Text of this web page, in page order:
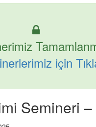
için
Semineri